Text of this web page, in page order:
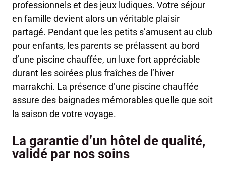
professionnels et des jeux ludiques. Votre séjour
en famille devient alors un véritable plaisir
partagé. Pendant que les petits s’amusent au club
pour enfants, les parents se prélassent au bord
d’une piscine chauffée, un luxe fort appréciable
durant les soirées plus fraîches de l’hiver
marrakchi. La présence d’une piscine chauffée
assure des baignades mémorables quelle que soit
la saison de votre voyage.
La garantie d’un hôtel de qualité,
validé par nos soins